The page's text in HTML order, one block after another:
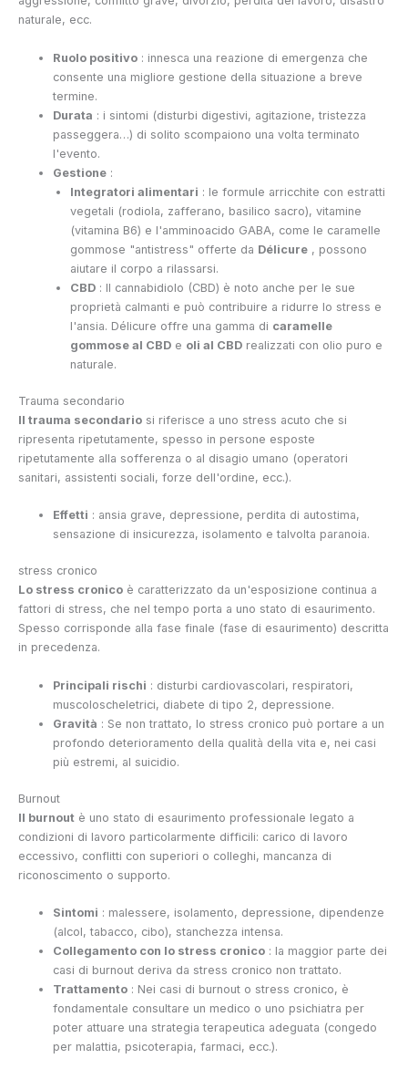
naturale, ecc.
Ruolo positivo : innesca una reazione di emergenza che
consente una migliore gestione della situazione a breve
termine.
Durata : i sintomi (disturbi digestivi, agitazione, tristezza
passeggera…) di solito scompaiono una volta terminato
l'evento.
Gestione :
Integratori alimentari : le formule arricchite con estratti
vegetali (rodiola, zafferano, basilico sacro), vitamine
(vitamina B6) e l'amminoacido GABA, come le caramelle
gommose "antistress" offerte da Délicure , possono
aiutare il corpo a rilassarsi.
CBD : Il cannabidiolo (CBD) è noto anche per le sue
proprietà calmanti e può contribuire a ridurre lo stress e
l'ansia. Délicure offre una gamma di caramelle
gommose al CBD e oli al CBD realizzati con olio puro e
naturale.
Trauma secondario
Il trauma secondario si riferisce a uno stress acuto che si
ripresenta ripetutamente, spesso in persone esposte
ripetutamente alla sofferenza o al disagio umano (operatori
sanitari, assistenti sociali, forze dell'ordine, ecc.).
Effetti : ansia grave, depressione, perdita di autostima,
sensazione di insicurezza, isolamento e talvolta paranoia.
stress cronico
Lo stress cronico è caratterizzato da un'esposizione continua a
fattori di stress, che nel tempo porta a uno stato di esaurimento.
Spesso corrisponde alla fase finale (fase di esaurimento) descritta
in precedenza.
Principali rischi : disturbi cardiovascolari, respiratori,
muscoloscheletrici, diabete di tipo 2, depressione.
Gravità : Se non trattato, lo stress cronico può portare a un
profondo deterioramento della qualità della vita e, nei casi
più estremi, al suicidio.
Burnout
Il burnout è uno stato di esaurimento professionale legato a
condizioni di lavoro particolarmente difficili: carico di lavoro
eccessivo, conflitti con superiori o colleghi, mancanza di
riconoscimento o supporto.
Sintomi : malessere, isolamento, depressione, dipendenze
(alcol, tabacco, cibo), stanchezza intensa.
Collegamento con lo stress cronico : la maggior parte dei
casi di burnout deriva da stress cronico non trattato.
Trattamento : Nei casi di burnout o stress cronico, è
fondamentale consultare un medico o uno psichiatra per
poter attuare una strategia terapeutica adeguata (congedo
per malattia, psicoterapia, farmaci, ecc.).